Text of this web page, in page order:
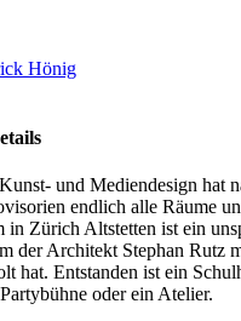
Hönig
und Mediendesign hat
endlich alle Räume
in Zürich Altstetten ist ein
der Architekt Stephan Rutz
hat. Entstanden ist ein
oder ein Atelier.